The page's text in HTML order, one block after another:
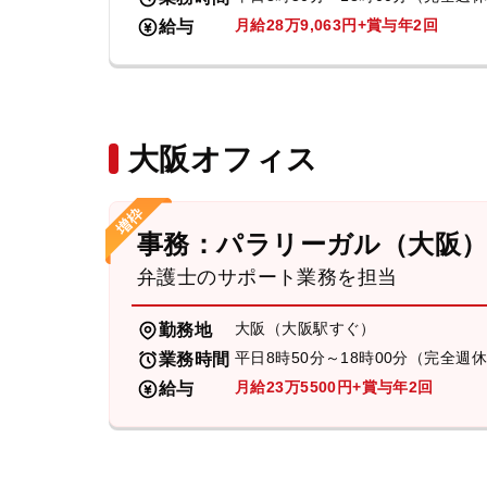
給与 月給28万9,063円+賞与年2回
大阪オフィス
事務：パラリーガル（大阪）
弁護士のサポート業務を担当
勤務地 大阪（大阪駅すぐ）
業務時間 平日8時50分～18時00分（完全週休
給与 月給23万5500円+賞与年2回